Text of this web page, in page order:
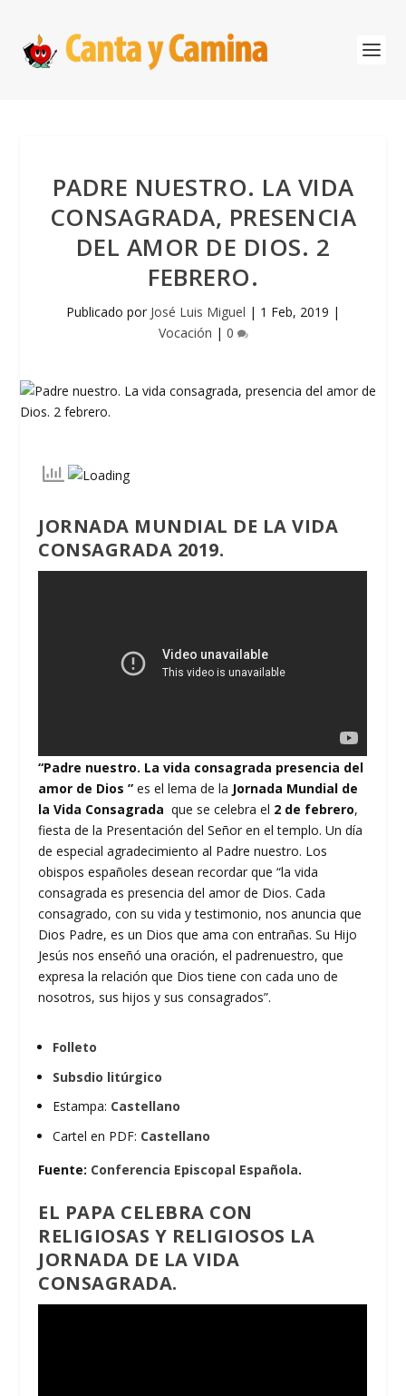
PADRE NUESTRO. LA VIDA
CONSAGRADA, PRESENCIA
DEL AMOR DE DIOS. 2
FEBRERO.
Publicado por José Luis Miguel | 1 Feb, 2019 |
Vocación | 0
JORNADA MUNDIAL DE LA VIDA
CONSAGRADA 2019.
“Padre nuestro. La vida consagrada presencia del
amor de Dios ”es el lema de la Jornada Mundial de
la Vida Consagrada que se celebra el 2 de febrero,
fiesta de la Presentación del Señor en el templo. Un día
de especial agradecimiento al Padre nuestro. Los
obispos españoles desean recordar que “la vida
consagrada es presencia del amor de Dios. Cada
consagrado, con su vida y testimonio, nos anuncia que
Dios Padre, es un Dios que ama con entrañas. Su Hijo
Jesús nos enseñó una oración, el padrenuestro, que
expresa la relación que Dios tiene con cada uno de
nosotros, sus hijos y sus consagrados”.
Folleto
Subsdio litúrgico
Estampa: Castellano
Cartel en PDF: Castellano
Fuente: Conferencia Episcopal Española.
EL PAPA CELEBRA CON
RELIGIOSAS Y RELIGIOSOS LA
JORNADA DE LA VIDA
CONSAGRADA.